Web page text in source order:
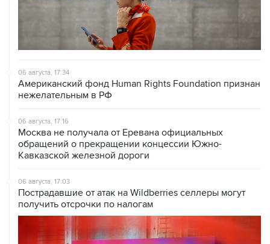
06 августа, 17:34
Американский фонд Human Rights Foundation признан
нежелательным в РФ
06 августа, 17:16
Москва не получала от Еревана официальных
обращений о прекращении концессии Южно-
Кавказской железной дороги
06 августа, 17:03
Пострадавшие от атак на Wildberries селлеры могут
получить отсрочки по налогам